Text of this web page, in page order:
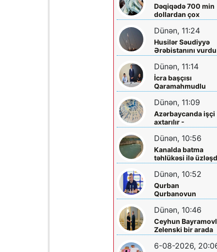
Dəqiqədə 700 min
dollardan çox
qazanıblar…
Dünən, 11:24
Husilər Səudiyyə
Ərəbistanını
Yaralılar var
Dünən, 11:14
İcra başçısı
Qaramahmudlu
sakinləri ilə
Dünən, 11:09
Azərbaycanda işçi
axtarılır -
Əməkhaqqı 10 min
manatdır
Dünən, 10:56
Kanalda batma
təhlükəsi ilə
- Xilas edildi
Dünən, 10:52
Qurban
Qurbanovun
qəzəbinin qarşılığı
nə olacaq?
Dünən, 10:46
Ceyhun
Zelenski bir arada
6-08-2026,